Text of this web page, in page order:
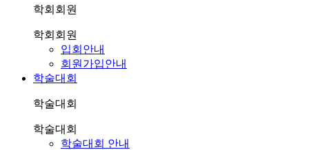
학회회원
학회회원
입회안내
회원가입안내
학술대회
학술대회
학술대회
학술대회 안내